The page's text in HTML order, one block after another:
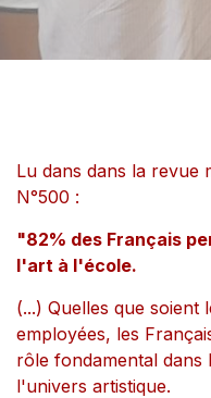
Lu dans dans la revue
N°500 :
"82% des Français
l'art à l'école.
(...) Quelles que soient
employées, les
rôle fondamental
l'univers artistique.